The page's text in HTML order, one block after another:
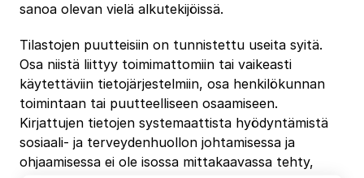
sanoa olevan vielä alkutekijöissä.
Tilastojen puutteisiin on tunnistettu useita syitä.
Osa niistä liittyy toimimattomiin tai vaikeasti
käytettäviin tietojärjestelmiin, osa henkilökunnan
toimintaan tai puutteelliseen osaamiseen.
Kirjattujen tietojen systemaattista hyödyntämistä
sosiaali- ja terveydenhuollon johtamisessa ja
ohjaamisessa ei ole isossa mittakaavassa tehty,